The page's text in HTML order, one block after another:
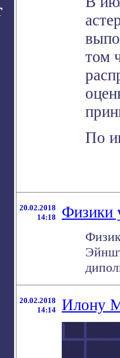
том
По
20.02.2018
14:18
Физики
20.02.2018
14:14
Илону